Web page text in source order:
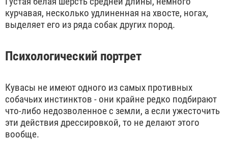
курчавая, несколько удлиненная на хвосте, ногах,
выделяет его из ряда собак других пород.
Психологический портрет
Кувасы не имеют одного из самых противных
собачьих инстинктов - они крайне редко подбирают
что-либо недозволенное с земли, а если ужесточить
эти действия дрессировкой, то не делают этого
вообще.